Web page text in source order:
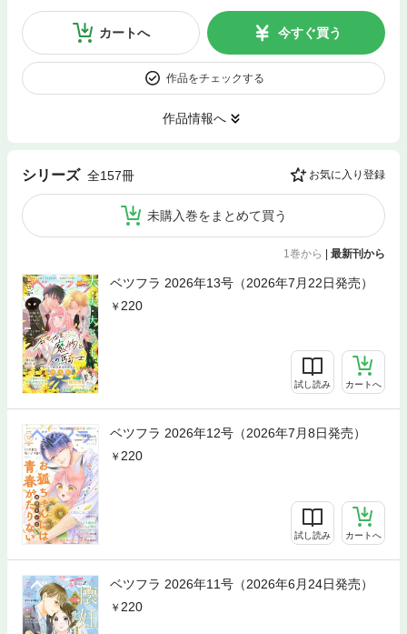
カートへ 今すぐ買う
作品をチェックする
作品情報へ
シリーズ 全157冊 お気に入り登録
未購入巻をまとめて買う
1巻から 最新刊から
ベツフラ 2026年13号（2026年7月22日発売）
220
試し読み カートへ
ベツフラ 2026年12号（2026年7月8日発売）
220
試し読み カートへ
ベツフラ 2026年11号（2026年6月24日発売）
220